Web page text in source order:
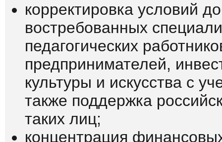
корректировка условий
востребованных
педагогических
предпринимателей,
культуры и искусства с
также поддержка
таких лиц;
концентрация